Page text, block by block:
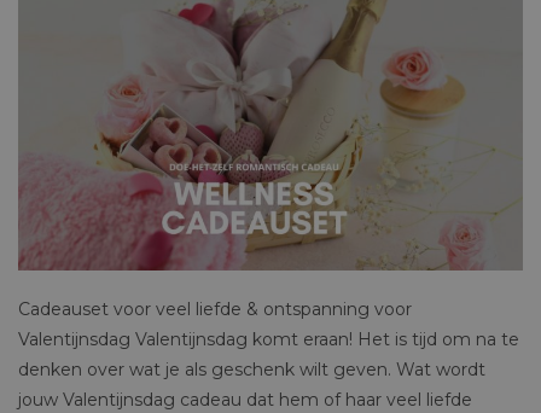
Cadeauset voor veel liefde & ontspanning voor
Valentijnsdag Valentijnsdag komt eraan! Het is tijd om na te
denken over wat je als geschenk wilt geven. Wat wordt
jouw Valentijnsdag cadeau dat hem of haar veel liefde